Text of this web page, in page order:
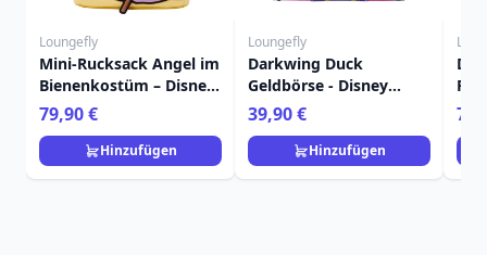
Loungefly
Mini-Rucksack Angel im
Bienenkostüm – Disney
Loungefly Lilo & Stitch
79,90 €
Hinzufügen
Loungefly
Darkwing Duck
Geldbörse - Disney
Loungefly
39,90 €
Hinzufügen